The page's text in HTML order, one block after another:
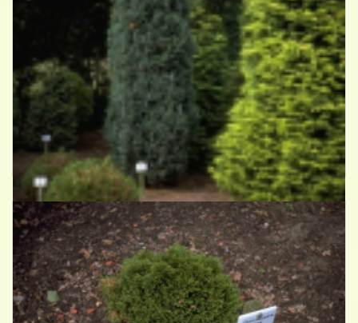
Californische cipres
Chamaecyparis lawsoniana 'Grayswood Pillar'